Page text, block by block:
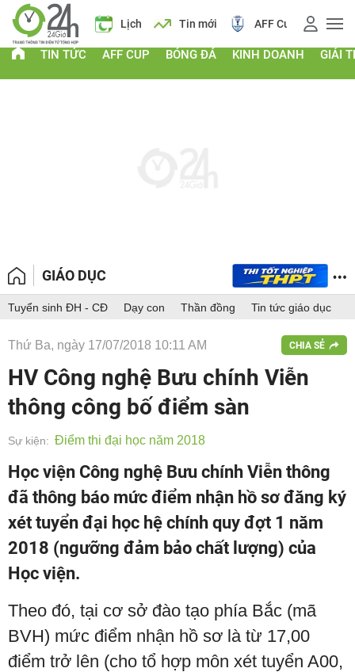
Lịch Tin mới AFF Cup Giá vàng
TIN TỨC AFF CUP BÓNG ĐÁ KINH DOANH GIẢI
GIÁO DỤC
Tuyển sinh ĐH - CĐ Dạy con Thần đồng Tin tức giáo dục
Thứ Ba, ngày 17/07/2018 10:11 AM CHIA SẺ
HV Công nghệ Bưu chính Viễn
thông công bố điểm sàn
Sự kiện: Điểm thi đại học năm 2018
Học viện Công nghệ Bưu chính Viễn thông
đã thông báo mức điểm nhận hồ sơ đăng ký
xét tuyển đại học hệ chính quy đợt 1 năm
2018 (ngưỡng đảm bảo chất lượng) của
Học viện.
Theo đó, tại cơ sở đào tạo phía Bắc (mã
BVH) mức điểm nhận hồ sơ là từ 17,00
điểm trở lên (cho tổ hợp môn xét tuyển A00,